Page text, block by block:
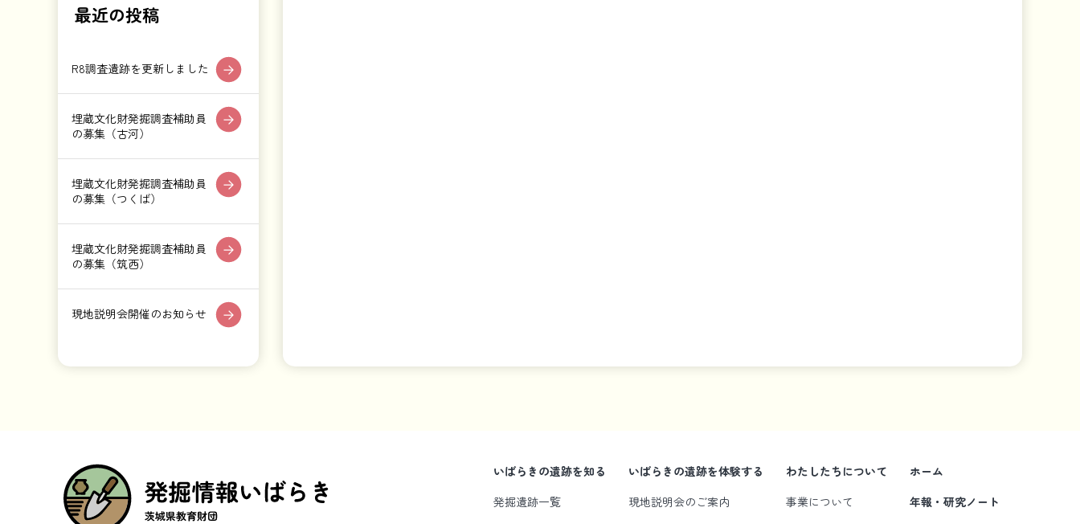
最近の投稿
R8調査遺跡を更新しました
埋蔵文化財発掘調査補助員
の募集（古河）
埋蔵文化財発掘調査補助員
の募集（つくば）
埋蔵文化財発掘調査補助員
の募集（筑西）
現地説明会開催のお知らせ
いばらきの遺跡を知る
発掘遺跡一覧
いばらきの遺跡を体験する
現地説明会のご案内
わたしたちについて
事業について
ホーム
年報・研究ノート